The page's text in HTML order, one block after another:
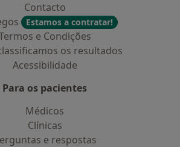
Contacto
Estamos a contratar!
e Condições
os resultados
Acessibilidade
Para os pacientes
Médicos
Clínicas
e respostas